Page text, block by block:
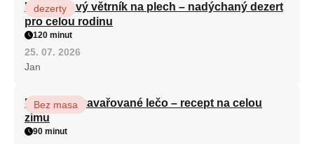
Karamelový větrník na plech – nadýchaný dezert
pro celou rodinu
dezerty
120 minut
25. 07. 2026
Jan
Babiččino zavařované lečo – recept na celou
zimu
Bez masa
90 minut